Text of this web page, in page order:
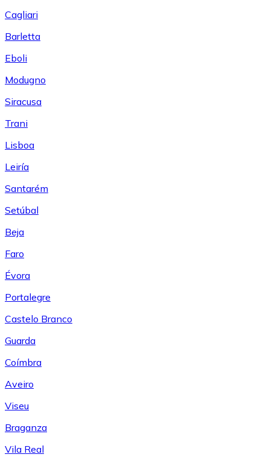
Cagliari
Barletta
Eboli
Modugno
Siracusa
Trani
Lisboa
Leiría
Santarém
Setúbal
Beja
Faro
Évora
Portalegre
Castelo Branco
Guarda
Coímbra
Aveiro
Viseu
Braganza
Vila Real